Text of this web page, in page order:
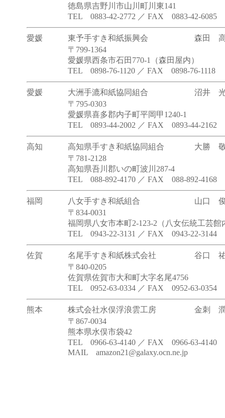
徳島県吉野川市山川町川東141
TEL 0883-42-2772 ／ FAX 0883-42-6085
愛媛 東予手すき和紙振興会
森田 高
〒799-1364
愛媛県西条市石田770-1（森田屋内）
TEL 0898-76-1120 ／ FAX 0898-76-1118
愛媛 大洲手漉和紙協同組合
沼井 光
〒795-0303
愛媛県喜多郡内子町平岡甲1240-1
TEL 0893-44-2002 ／ FAX 0893-44-2162
高知 高知県手すき和紙協同組合
大勝 敬
〒781-2128
高知県吾川郡いの町波川287-4
TEL 088-892-4170 ／ FAX 088-892-4168
福岡 八女手すき和紙組合
山口 俊
〒834-0031
福岡県八女市本町2-123-2（八女伝統工芸館
TEL 0943-22-3131 ／ FAX 0943-22-3144
佐賀 名尾手すき和紙株式会社
谷口 祐
〒840-0205
佐賀県佐賀市大和町大字名尾4756
TEL 0952-63-0334 ／ FAX 0952-63-0354
熊本 株式会社水俣浮浪雲工房
金刺 潤
〒867-0034
熊本県水俣市袋42
TEL 0966-63-4140 ／ FAX 0966-63-4140
MAIL amazon21@galaxy.ocn.ne.jp